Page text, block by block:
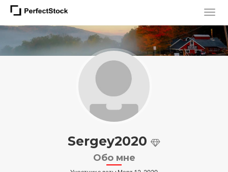
Sergey2020
Обо мне